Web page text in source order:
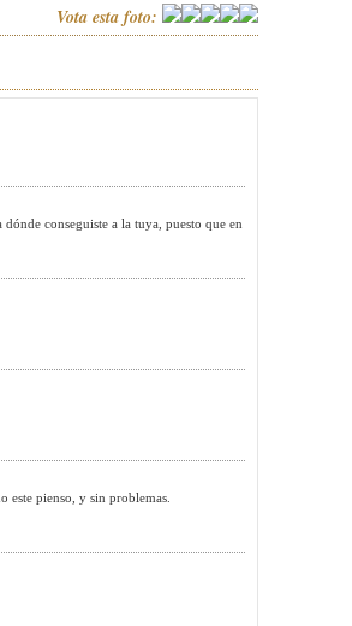
Vota esta foto:
conseguiste a la tuya, puesto que en
pienso, y sin problemas.